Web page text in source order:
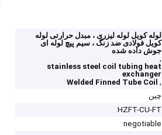
لوله کویل لوله لیزری ، مبدل حرارتی لوله
کویل فولادی ضد زنگ ، سیم پیچ لوله ای
جوش داده شده
,
stainless steel coil tubing heat
exchanger
,
Welded Finned Tube Coil
چین
HZFT-CU-FT
negotiable